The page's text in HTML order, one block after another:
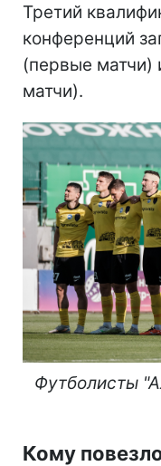
Третий
конференций
(первые матчи)
матчи).
Футболисты
Кому